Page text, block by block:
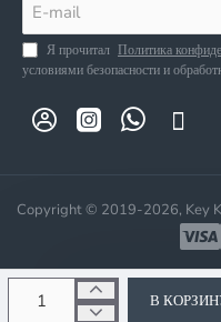
В
mail
Я прочитал Политика
условиями безопасности и
Copyright © 2019-2026, Key